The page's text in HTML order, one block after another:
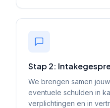
Stap 2:
We brengen samen
eventuele schulden in
verplichtingen en in